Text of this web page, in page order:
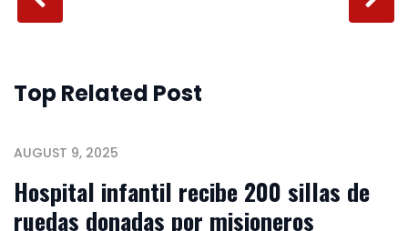
Top Related Post
AUGUST 9, 2025
Hospital infantil recibe 200 sillas de
ruedas donadas por misioneros